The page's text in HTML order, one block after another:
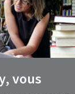
vous